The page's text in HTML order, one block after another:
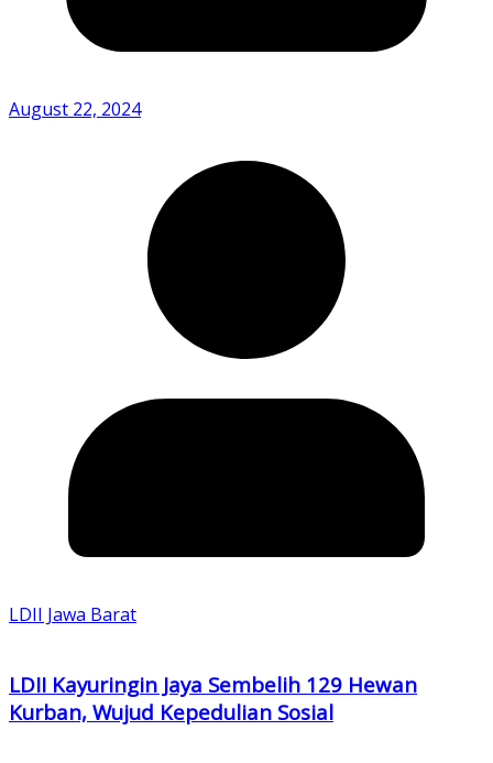
August 22, 2024
LDII Jawa Barat
LDII Kayuringin Jaya Sembelih 129 Hewan
Kurban, Wujud Kepedulian Sosial